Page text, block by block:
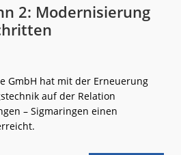
2: Modernisierung
GmbH hat mit der Erneuerung
auf der Relation
– Sigmaringen einen